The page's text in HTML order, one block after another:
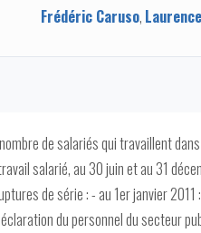
Frédéric Caruso,
de salariés qui travaillent
salarié, au 30 juin et au 31
de série : - au 1er janvier
du personnel du secteur